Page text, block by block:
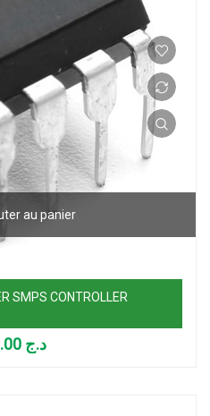
au panier
SMPS CONTROLLER
د.ج